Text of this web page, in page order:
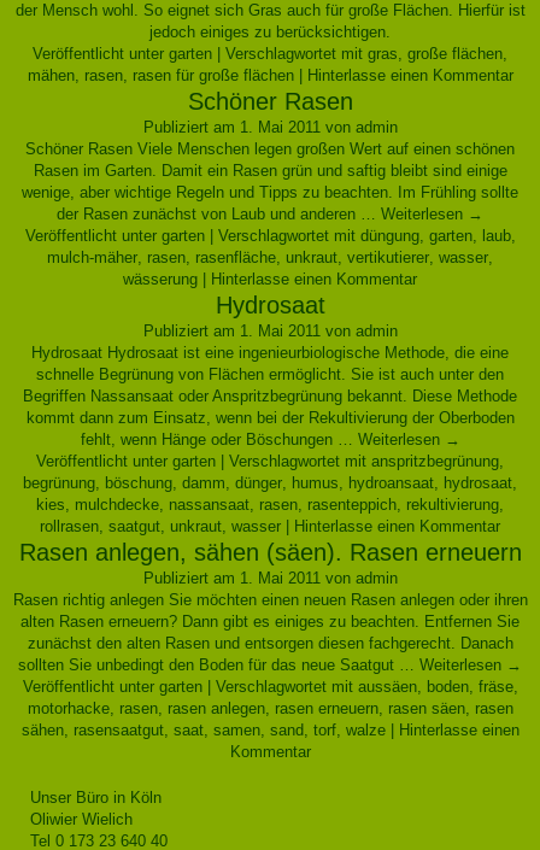
der Mensch wohl. So eignet sich Gras auch für große Flächen. Hierfür ist
jedoch einiges zu berücksichtigen.
Veröffentlicht unter garten Verschlagwortet mit gras, große flächen,
mähen, rasen, rasen für große flächen Hinterlasse einen Kommentar
Schöner Rasen
Publiziert am 1. Mai 2011 von admin
Schöner Rasen Viele Menschen legen großen Wert auf einen schönen
Rasen im Garten. Damit ein Rasen grün und saftig bleibt sind einige
wenige, aber wichtige Regeln und Tipps zu beachten. Im Frühling sollte
der Rasen zunächst von Laub und anderen … Weiterlesen →
Veröffentlicht unter garten Verschlagwortet mit düngung, garten, laub,
mulch-mäher, rasen, rasenfläche, unkraut, vertikutierer, wasser,
wässerung
Hinterlasse einen Kommentar
Hydrosaat
Publiziert am 1. Mai 2011 von admin
Hydrosaat Hydrosaat ist eine ingenieurbiologische Methode, die eine
schnelle Begrünung von Flächen ermöglicht. Sie ist auch unter den
Begriffen Nassansaat oder Anspritzbegrünung bekannt. Diese Methode
kommt dann zum Einsatz, wenn bei der Rekultivierung der Oberboden
fehlt, wenn Hänge oder Böschungen … Weiterlesen →
Veröffentlicht unter garten Verschlagwortet mit anspritzbegrünung,
begrünung, böschung, damm, dünger, humus, hydroansaat, hydrosaat,
kies, mulchdecke, nassansaat, rasen, rasenteppich, rekultivierung,
rollrasen, saatgut, unkraut, wasser Hinterlasse einen Kommentar
Rasen anlegen, sähen (säen). Rasen erneuern
Publiziert am 1. Mai 2011 von admin
Rasen richtig anlegen Sie möchten einen neuen Rasen anlegen oder ihren
alten Rasen erneuern? Dann gibt es einiges zu beachten. Entfernen Sie
zunächst den alten Rasen und entsorgen diesen fachgerecht. Danach
sollten Sie unbedingt den Boden für das neue Saatgut … Weiterlesen →
Veröffentlicht unter garten Verschlagwortet mit aussäen, boden, fräse,
motorhacke, rasen, rasen anlegen, rasen erneuern, rasen säen, rasen
sähen, rasensaatgut, saat, samen, sand, torf, walze
Hinterlasse einen
Kommentar
Unser Büro in Köln
Oliwier Wielich
Tel 0 173 23 640 40